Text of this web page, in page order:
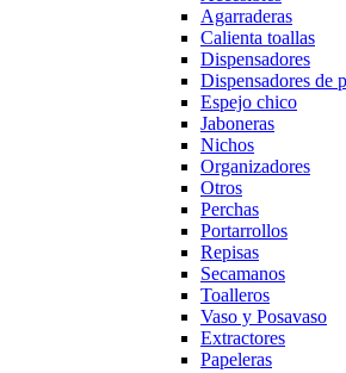
Agarraderas
Calienta toallas
Dispensadores
Dispensadores de
Espejo chico
Jaboneras
Nichos
Organizadores
Otros
Perchas
Portarrollos
Repisas
Secamanos
Toalleros
Vaso y Posavaso
Extractores
Papeleras